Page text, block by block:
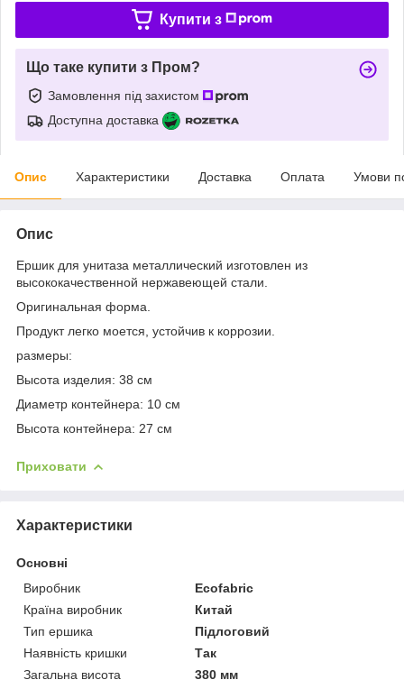
Купити з
Що таке купити з Пром?
Замовлення під захистом
Доступна доставка
Опис Характеристики Доставка Оплата Умови
Опис
Ершик для унитаза металлический изготовлен из
высококачественной нержавеющей стали.
Оригинальная форма.
Продукт легко моется, устойчив к коррозии.
размеры:
Высота изделия: 38 см
Диаметр контейнера: 10 см
Высота контейнера: 27 см
Приховати
Характеристики
Основні
Виробник
Ecofabric
Країна виробник
Китай
Тип ершика
Підлоговий
Наявність кришки
Так
Загальна висота
380 мм